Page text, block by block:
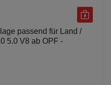
passend für Land /
5.0 V8 ab OPF -